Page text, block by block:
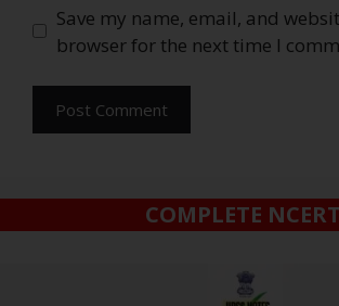
Save my name, email, and
browser for the next time I
COMPLETE NCERT